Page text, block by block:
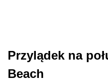
Przylądek na
Beach